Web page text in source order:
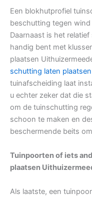
Een blokhutprofiel
beschutting tegen
Daarnaast is het
handig bent met
plaatsen
schutting laten
tuinafscheiding laat
u echter zeker dat die
om de tuinschutting
schoon te maken en
beschermende beits
Tuinpoorten of iets
plaatsen
Als laatste, een